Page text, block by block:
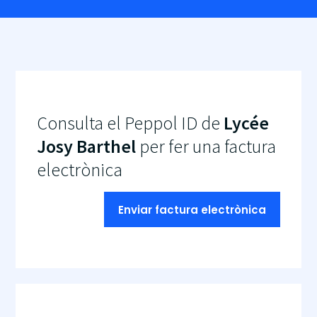
Consulta el Peppol ID de Lycée
Josy Barthel per fer una factura
electrònica
Enviar factura electrònica